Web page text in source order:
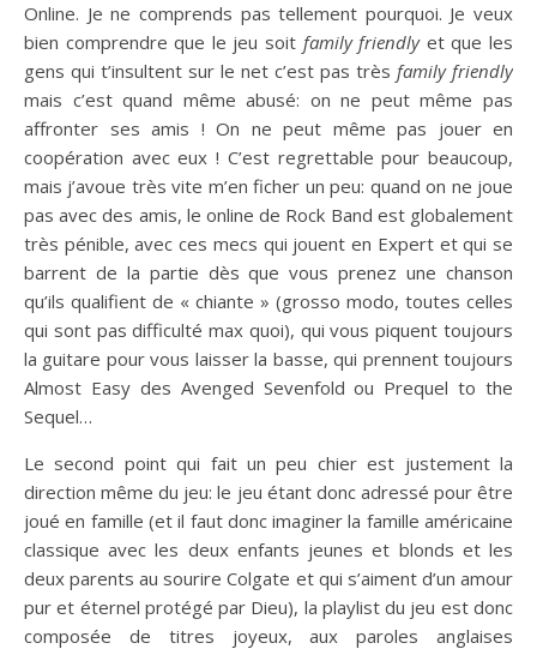
Online. Je ne comprends pas tellement pourquoi. Je veux
bien comprendre que le jeu soit family friendlyet que les
gens qui t’insultent sur le net c’est pas très family friendly
mais c’est quand même abusé: on ne peut même pas
affronter ses amis ! On ne peut même pas jouer en
coopération avec eux ! C’est regrettable pour beaucoup,
mais j’avoue très vite m’en ficher un peu: quand on ne joue
pas avec des amis, le online de Rock Band est globalement
très pénible, avec ces mecs qui jouent en Expert et qui se
barrent de la partie dès que vous prenez une chanson
qu’ils qualifient de « chiante » (grosso modo, toutes celles
qui sont pas difficulté max quoi), qui vous piquent toujours
la guitare pour vous laisser la basse, qui prennent toujours
Almost Easy des Avenged Sevenfold ou Prequel to the
Sequel…
Le second point qui fait un peu chier est justement la
direction même du jeu: le jeu étant donc adressé pour être
joué en famille (et il faut donc imaginer la famille américaine
classique avec les deux enfants jeunes et blonds et les
deux parents au sourire Colgate et qui s’aiment d’un amour
pur et éternel protégé par Dieu), la playlist du jeu est donc
composée de titres joyeux, aux paroles anglaises